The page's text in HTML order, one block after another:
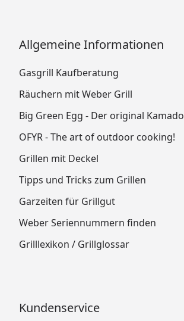
Allgemeine Informationen
Gasgrill Kaufberatung
Räuchern mit Weber Grill
Big Green Egg - Der original Kamado
OFYR - The art of outdoor cooking!
Grillen mit Deckel
Tipps und Tricks zum Grillen
Garzeiten für Grillgut
Weber Seriennummern finden
Grilllexikon / Grillglossar
Kundenservice